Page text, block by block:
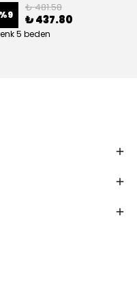
%9
₺ 481.58
₺ 437.80
5 beden